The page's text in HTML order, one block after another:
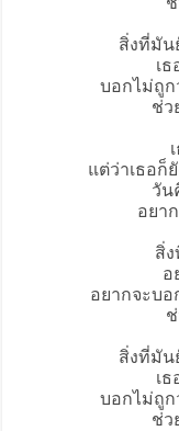
สิ่งที่มัน
เ
บอกไม่ถูก
ช่ว
แต่ว่าเธอก็
วัน
อยา
สิ่
อ
อยากจะบอ
สิ่งที่มัน
เ
บอกไม่ถูก
ช่ว